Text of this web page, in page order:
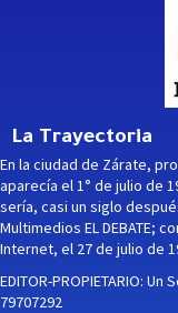
La Trayectoria
En la ciudad de Zárate,
aparecía el 1° de julio de
sería, casi un siglo
Multimedios EL DEBATE;
Internet, el 27 de julio de
EDITOR-PROPIETARIO:
79707292